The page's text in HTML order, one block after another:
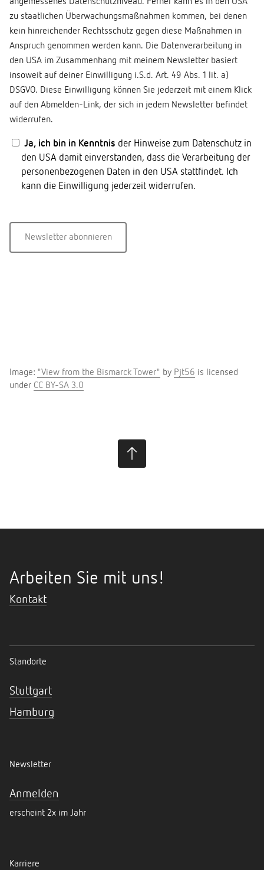
zu staatlichen Überwachungsmaßnahmen kommen, bei denen
kein hinreichender Rechtsschutz gegen diese Maßnahmen in
Anspruch genommen werden kann. Die Datenverarbeitung in
den USA im Zusammenhang mit meinem Newsletter basiert
insoweit auf deiner Einwilligung i.S.d. Art. 49 Abs. 1 lit. a)
DSGVO. Diese Einwilligung können Sie jederzeit mit einem Klick
auf den Abmelden-Link, der sich in jedem Newsletter befindet
widerrufen.
Ja, ich bin in Kenntnis der Hinweise zum Datenschutz in
den USA damit einverstanden, dass die Verarbeitung der
personenbezogenen Daten in den USA stattfindet. Ich
kann die Einwilligung jederzeit widerrufen.
Newsletter abonnieren
Image: "View from the Bismarck Tower" by Pjt56 is licensed
under CC BY-SA 3.0
Arbeiten Sie mit uns!
Kontakt
Standorte
Stuttgart
Hamburg
Newsletter
Anmelden
erscheint 2x im Jahr
Karriere